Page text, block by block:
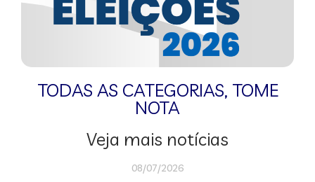
TODAS AS CATEGORIAS, TOME
NOTA
Veja mais notícias
08/07/2026